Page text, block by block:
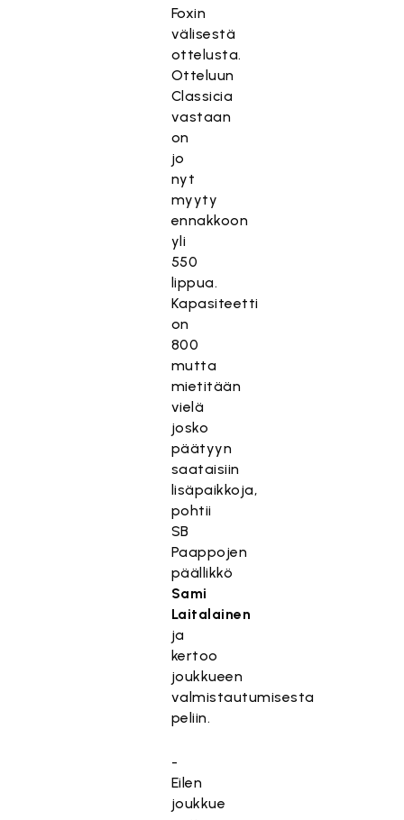
Foxin
välisestä
ottelusta.
Otteluun
Classicia
vastaan
on
jo
nyt
myyty
ennakkoon
yli
550
lippua.
Kapasiteetti
on
800
mutta
mietitään
vielä
josko
päätyyn
saataisiin
lisäpaikkoja,
pohtii
SB
Paappojen
päällikkö
Sami
Laitalainen
ja
kertoo
joukkueen
valmistautumisesta
peliin.
-
Eilen
joukkue